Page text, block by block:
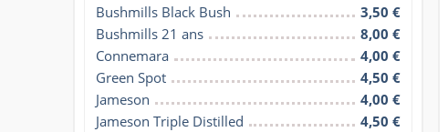
Bushmills Black Bush
3,50 €
Bushmills 21 ans
8,00 €
Connemara
4,00 €
Green Spot
4,50 €
Jameson
4,00 €
Jameson Triple Distilled
4,50 €